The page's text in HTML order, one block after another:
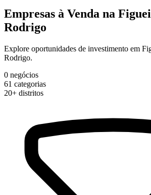
Empresas à Venda na
Rodrigo
Explore oportunidades de investimento em
Rodrigo.
0 negócios
61 categorias
20+ distritos